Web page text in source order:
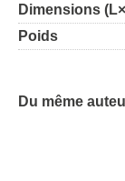
Dimensions
Poids
Du même